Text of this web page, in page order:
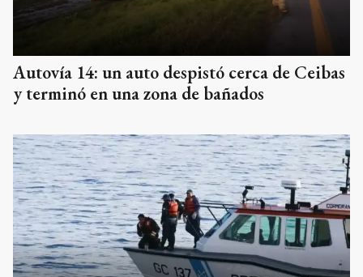
Autovía 14: un auto despistó cerca de Ceibas
y terminó en una zona de bañados